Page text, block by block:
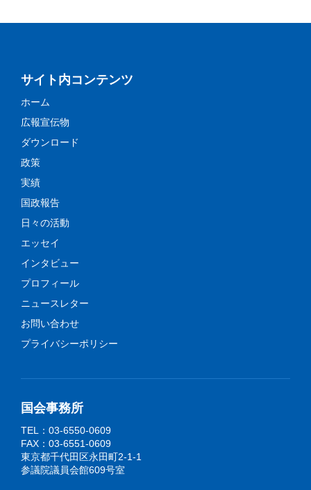
サイト内コンテンツ
ホーム
広報宣伝物
ダウンロード
政策
実績
国政報告
日々の活動
エッセイ
インタビュー
プロフィール
ニュースレター
お問い合わせ
プライバシーポリシー
国会事務所
TEL：03-6550-0609
FAX：03-6551-0609
東京都千代田区永田町2-1-1
参議院議員会館609号室